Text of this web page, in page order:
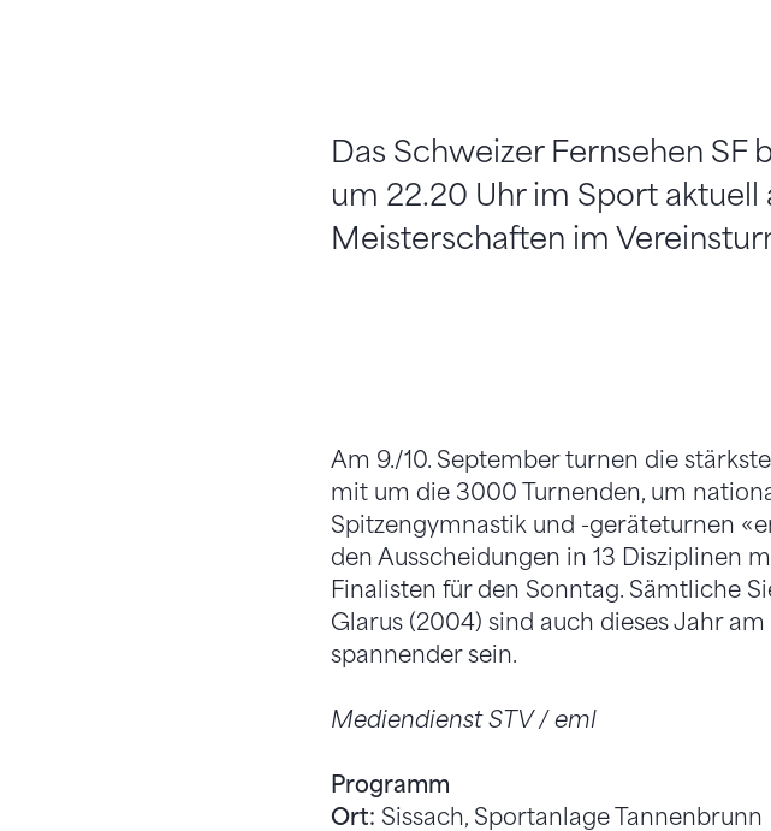
Das Schweizer Fernsehen
um 22.20 Uhr im Sport aktuell
Meisterschaften im
Am 9./10. September turnen die
mit um die 3000 Turnenden, um
Spitzengymnastik und -geräteturnen
den Ausscheidungen in 13 Disziplinen
Finalisten für den Sonntag. Sämtliche
Glarus (2004) sind auch dieses Jahr
spannender sein.
Mediendienst STV / eml
Programm
Ort: Sissach, Sportanlage Tannenbrunn